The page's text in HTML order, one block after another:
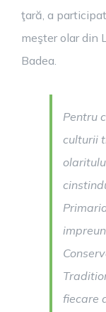
ţară, a
meşter olar din
Badea.
Pentru
culturii
fiecare